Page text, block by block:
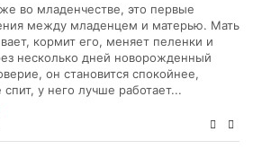
во младенчестве, это первые
между младенцем и матерью. Мать
кормит его, меняет пеленки и
несколько дней новорожденный
он становится спокойнее,
у него лучше работает...